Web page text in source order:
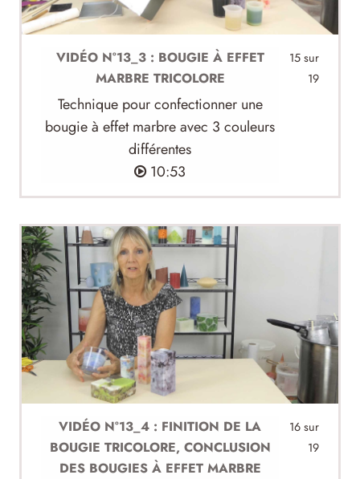
15 sur
19
VIDÉO N°13_3 : BOUGIE À EFFET
MARBRE TRICOLORE
Technique pour confectionner une
bougie à effet marbre avec 3 couleurs
différentes
10:53
16 sur
19
VIDÉO N°13_4 : FINITION DE LA
BOUGIE TRICOLORE, CONCLUSION
DES BOUGIES À EFFET MARBRE